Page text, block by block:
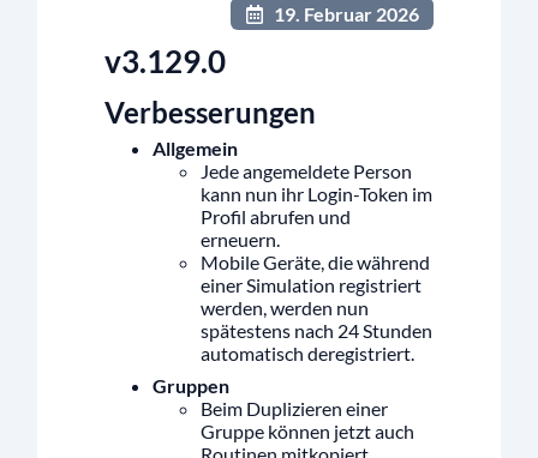
19. Februar 2026
v3.129.0
Verbesserungen
Allgemein
Jede angemeldete Person
kann nun ihr Login-Token im
Profil abrufen und
erneuern.
Mobile Geräte, die während
einer Simulation registriert
werden, werden nun
spätestens nach 24 Stunden
automatisch deregistriert.
Gruppen
Beim Duplizieren einer
Gruppe können jetzt auch